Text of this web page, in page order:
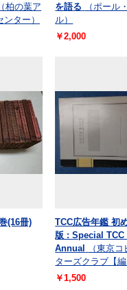
（柏の葉ア
ター）
を語る
（ポール
ル）
￥2,000
(16冊)
TCC広告年鑑 初
版 : Special TCC
Annual
（東京
ターズクラブ【編
￥1,500